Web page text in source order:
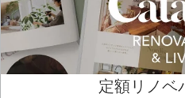
定額リノベ